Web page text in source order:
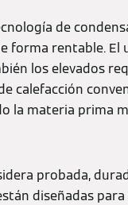
de
forma rentable. El
los elevados
calefacción
la materia prima
probada,
diseñadas